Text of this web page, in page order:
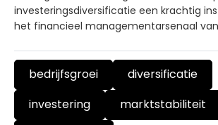
investeringsdiversificatie een krachtig
het financieel managementarsenaal
bedrijfsgroei
diversificatie
investering
marktstabiliteit